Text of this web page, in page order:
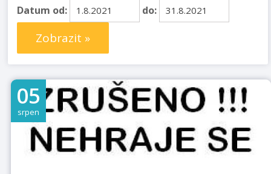
Datum od: do:
Zobrazit »
05
srpen